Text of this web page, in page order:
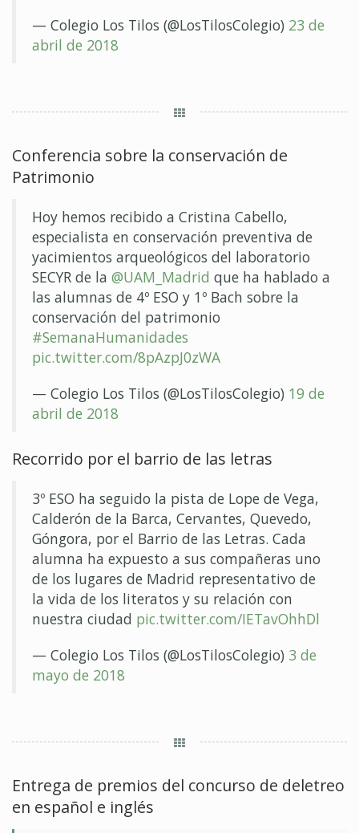
— Colegio Los Tilos (@LosTilosColegio) 23 de
abril de 2018
Conferencia sobre la conservación de
Patrimonio
Hoy hemos recibido a Cristina Cabello,
especialista en conservación preventiva de
yacimientos arqueológicos del laboratorio
SECYR de la @UAM_Madrid que ha hablado a
las alumnas de 4º ESO y 1º Bach sobre la
conservación del patrimonio
#SemanaHumanidades
pic.twitter.com/8pAzpJ0zWA
— Colegio Los Tilos (@LosTilosColegio) 19 de
abril de 2018
Recorrido por el barrio de las letras
3º ESO ha seguido la pista de Lope de Vega,
Calderón de la Barca, Cervantes, Quevedo,
Góngora, por el Barrio de las Letras. Cada
alumna ha expuesto a sus compañeras uno
de los lugares de Madrid representativo de
la vida de los literatos y su relación con
nuestra ciudad pic.twitter.com/IETavOhhDl
— Colegio Los Tilos (@LosTilosColegio) 3 de
mayo de 2018
Entrega de premios del concurso de deletreo
en español e inglés